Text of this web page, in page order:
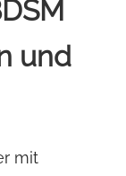
und
mit